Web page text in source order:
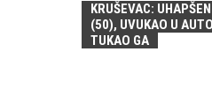
KRUŠEVAC:
(50), UVUKAO U
TUKAO GA